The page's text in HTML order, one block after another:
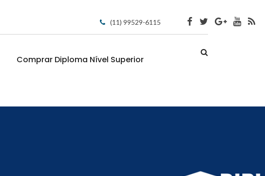
(11) 99529-6115
Comprar Diploma Nível Superior